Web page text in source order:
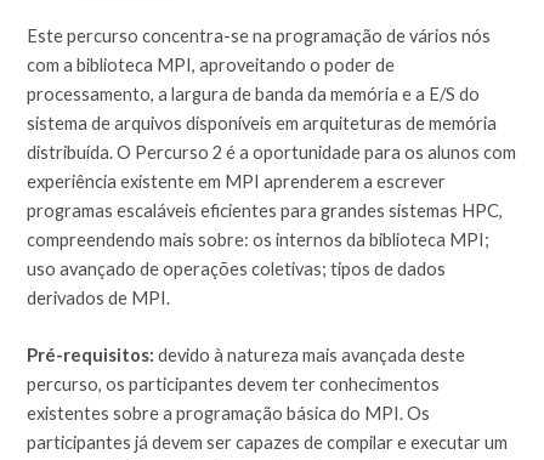
Este percurso concentra-se na programação de vários nós
com a biblioteca MPI, aproveitando o poder de
processamento, a largura de banda da memória e a E/S do
sistema de arquivos disponíveis em arquiteturas de memória
distribuída. O Percurso 2 é a oportunidade para os alunos com
experiência existente em MPI aprenderem a escrever
programas escaláveis eficientes para grandes sistemas HPC,
compreendendo mais sobre: os internos da biblioteca MPI;
uso avançado de operações coletivas; tipos de dados
derivados de MPI.
Pré-requisitos:devido à natureza mais avançada deste
percurso, os participantes devem ter conhecimentos
existentes sobre a programação básica do MPI. Os
participantes já devem ser capazes de compilar e executar um